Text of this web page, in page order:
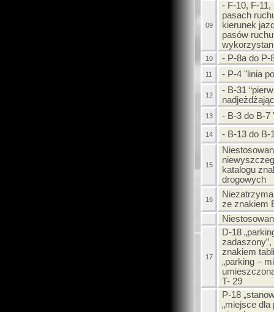
09
- F-10, F-11,
pasach
kierunek
pasów
10 - P-8a do P-
11 - P-4 "linia
12
- B-31
13 - B-3 do B-7
14 - B-13 do B-
15
katalogu
drogowych
16
ze znakiem
17
D-18
znakiem
„parking –
T- 29
P-18
„miejsce dla